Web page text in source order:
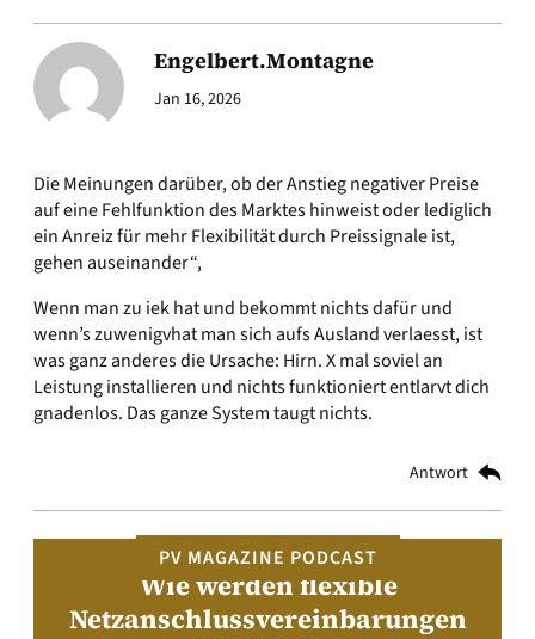
Engelbert.Montagne
Jan 16, 2026
Die Meinungen darüber, ob der Anstieg negativer Preise
auf eine Fehlfunktion des Marktes hinweist oder lediglich
ein Anreiz für mehr Flexibilität durch Preissignale ist,
gehen auseinander“,
Wenn man zu iek hat und bekommt nichts dafür und
wenn’s zuwenigvhat man sich aufs Ausland verlaesst, ist
was ganz anderes die Ursache: Hirn. X mal soviel an
Leistung installieren und nichts funktioniert entlarvt dich
gnadenlos. Das ganze System taugt nichts.
Antwort
PV MAGAZINE PODCAST
Wie werden flexible
Netzanschlussvereinbarungen